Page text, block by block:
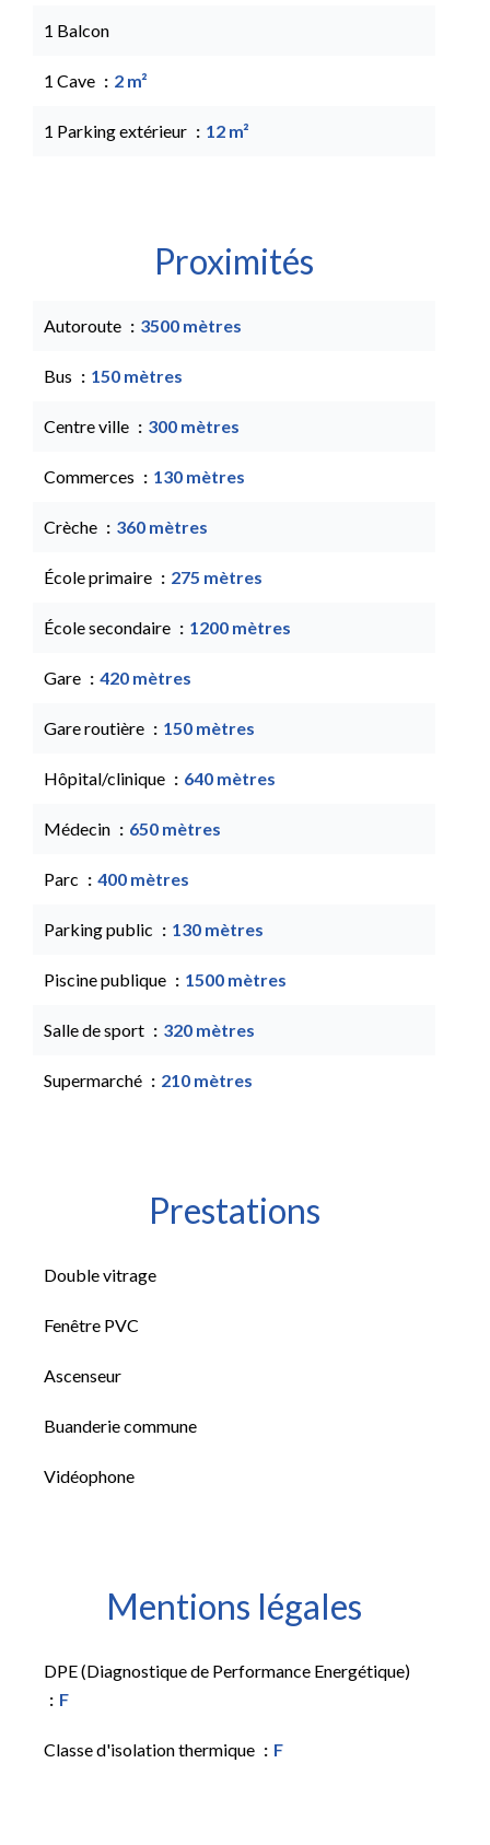
1 Balcon
1 Cave 2 m²
1 Parking extérieur 12 m²
Proximités
Autoroute 3500 mètres
Bus 150 mètres
Centre ville 300 mètres
Commerces 130 mètres
Crèche 360 mètres
École primaire 275 mètres
École secondaire 1200 mètres
Gare 420 mètres
Gare routière 150 mètres
Hôpital/clinique 640 mètres
Médecin 650 mètres
Parc 400 mètres
Parking public 130 mètres
Piscine publique 1500 mètres
Salle de sport 320 mètres
Supermarché 210 mètres
Prestations
Double vitrage
Fenêtre PVC
Ascenseur
Buanderie commune
Vidéophone
Mentions légales
DPE (Diagnostique de Performance Energétique)
F
Classe d'isolation thermique F